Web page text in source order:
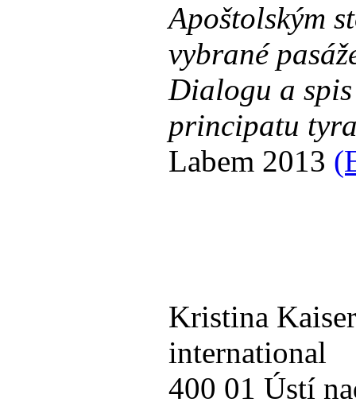
Apoštolským
vybrané
Dialogu a
principatu
Labem 2013
Kristina
international
400 01 Ústí